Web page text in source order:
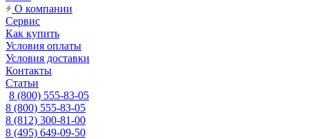
О компании
Сервис
Как купить
Условия оплаты
Условия доставки
Контакты
Статьи
8 (800) 555-83-05
8 (800) 555-83-05
8 (812) 300-81-00
8 (495) 649-09-50